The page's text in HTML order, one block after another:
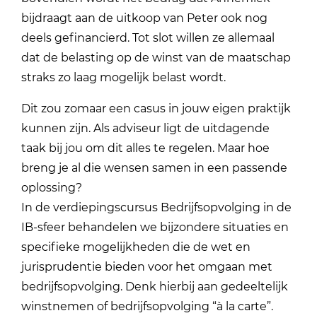
bijdraagt aan de uitkoop van Peter ook nog
deels gefinancierd. Tot slot willen ze allemaal
dat de belasting op de winst van de maatschap
straks zo laag mogelijk belast wordt.
Dit zou zomaar een casus in jouw eigen praktijk
kunnen zijn. Als adviseur ligt de uitdagende
taak bij jou om dit alles te regelen. Maar hoe
breng je al die wensen samen in een passende
oplossing?
In de verdiepingscursus Bedrijfsopvolging in de
IB-sfeer behandelen we bijzondere situaties en
specifieke mogelijkheden die de wet en
jurisprudentie bieden voor het omgaan met
bedrijfsopvolging. Denk hierbij aan gedeeltelijk
winstnemen of bedrijfsopvolging “à la carte”.